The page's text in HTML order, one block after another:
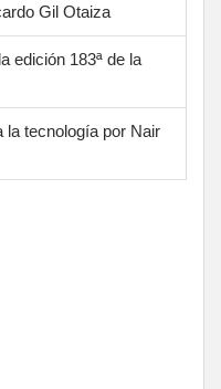
Gil Otaiza
edición 183ª de la
la tecnología por Nair